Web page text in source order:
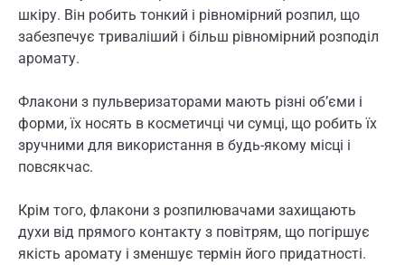
шкіру. Він робить тонкий і рівномірний розпил, що
забезпечує триваліший і більш рівномірний розподіл
аромату.
Флакони з пульверизаторами мають різні об’єми і
форми, їх носять в косметичці чи сумці, що робить їх
зручними для використання в будь-якому місці і
повсякчас.
Крім того, флакони з розпилювачами захищають
духи від прямого контакту з повітрям, що погіршує
якість аромату і зменшує термін його придатності.